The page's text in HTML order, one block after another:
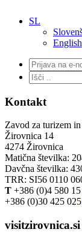
SL
English
Kontakt
Zavod za turizem
Žirovnica 14
4274 Žirovnica
Matična številka:
Davčna številka:
TRR: SI56 0110
T +386 (0)4 580
+386 (0)30 425 025
visitzirovnica.si